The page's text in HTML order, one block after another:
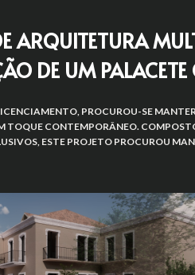
ARQUITETURA
DE UM
PROCUROU-SE
TOQUE CONTEMPORÂNEO.
ESTE PROJETO PROCUROU